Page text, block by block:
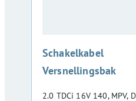
Schakelkabel
Versnellingsbak
2.0 TDCi 16V 140, MPV,